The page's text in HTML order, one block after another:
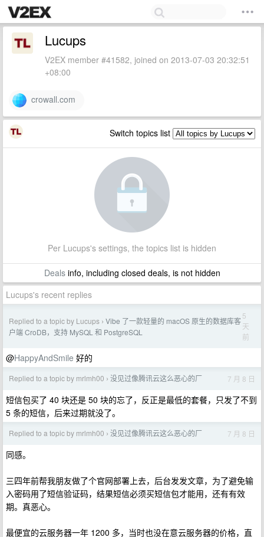
Lucups
V2EX member #41582, joined on 2013-07-03 20:32:51
+08:00
crowall.com
Switch topics list
Per Lucups's settings, the topics list is hidden
Dealsinfo, including closed deals, is not hidden
Lucups's recent replies
Replied to a topic by Lucups › Vibe 了一款轻量的 macOS 原生的数据库客
户端 CroDB，支持 MySQL 和 PostgreSQL
5
天
前
@HappyAndSmile 好的
Replied to a topic by mrlmh00 › 没见过像腾讯云这么恶心的厂 7 月 8 日
短信包买了 40 块还是 50 块的忘了，反正是最低的套餐，只发了不到
5 条的短信，后来过期就没了。
Replied to a topic by mrlmh00 › 没见过像腾讯云这么恶心的厂 7 月 8 日
同感。
三四年前帮我朋友做了个官网部署上去，后台发发文章，为了避免输
入密码用了短信验证码，结果短信必须买短信包才能用，还有有效
期。真恶心。
最便宜的云服务器一年 1200 多，当时也没在意云服务器的价格，直